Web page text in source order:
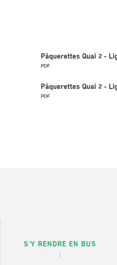
Pâquerettes Quai 2 -
PDF
Pâquerettes Quai 2 -
PDF
S'Y RENDRE EN BUS